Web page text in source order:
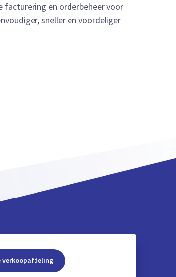
facturering en orderbeheer voor
sneller en voordeliger
verkoopafdeling